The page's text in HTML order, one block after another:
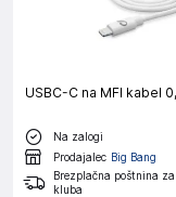
USBC-C na MFI kabel
Na zalogi
Prodajalec Big Bang
Brezplačna poštnina
kluba